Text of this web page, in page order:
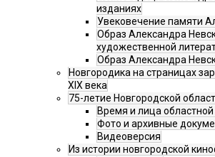
изданиях
Увековечение памяти
Образ Александра
художественной
Образ Александра
Новгородика на страницах
XIX века
75-летие Новгородской
Время и лица областной
Фото и архивные
Видеоверсия
Из истории новгородской